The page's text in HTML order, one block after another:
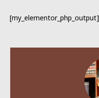
[my_elementor_php_output]